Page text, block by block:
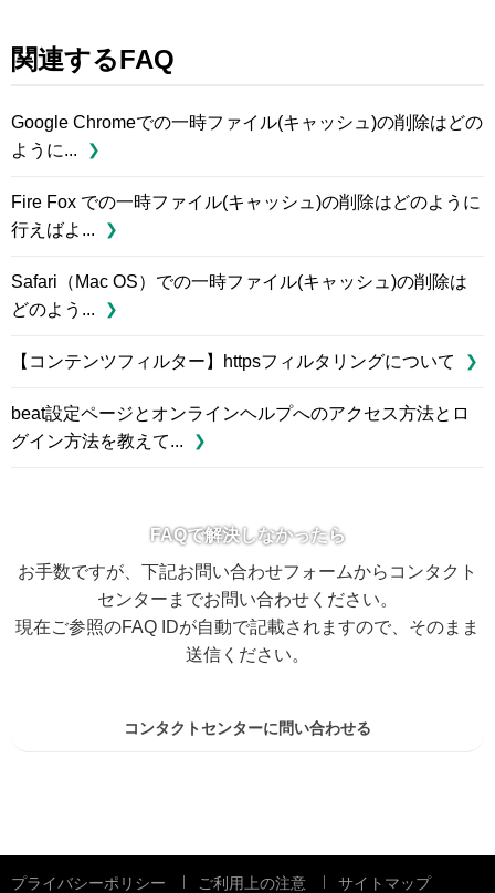
関連するFAQ
Google Chromeでの一時ファイル(キャッシュ)の削除はどの
ように...
Fire Fox での一時ファイル(キャッシュ)の削除はどのように
行えばよ...
Safari（Mac OS）での一時ファイル(キャッシュ)の削除は
どのよう...
【コンテンツフィルター】httpsフィルタリングについて
beat設定ページとオンラインヘルプへのアクセス方法とロ
グイン方法を教えて...
FAQで解決しなかったら
お手数ですが、下記お問い合わせフォームからコンタクト
センターまでお問い合わせください。
現在ご参照のFAQ IDが自動で記載されますので、そのまま
送信ください。
コンタクトセンターに問い合わせる
プライバシーポリシー ご利用上の注意 サイトマップ